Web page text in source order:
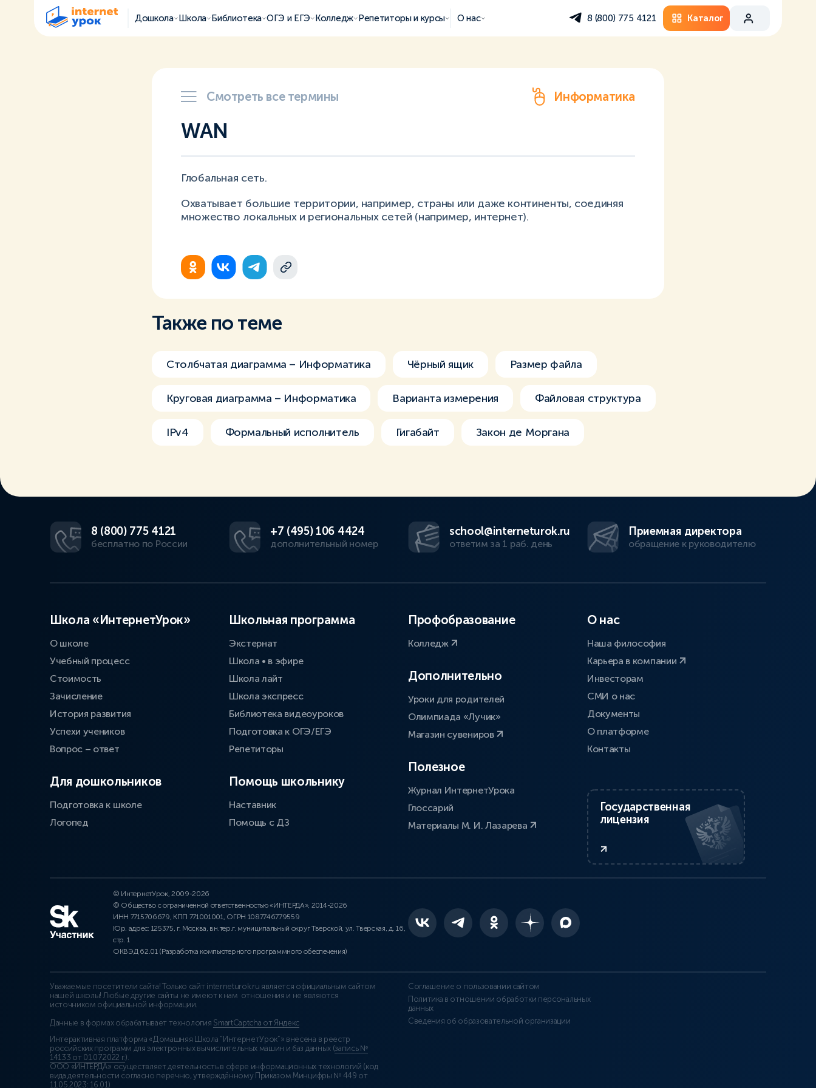
Дошкола Школа Библиотека ОГЭ и ЕГЭ Колледж Репетиторы и курсы О нас 8 (800) 775 4121 Каталог
Смотреть все термины Информатика
WAN
Глобальная сеть.
Охватывает большие территории, например, страны или даже континенты, соединяя
множество локальных и региональных сетей (например, интернет).
Также по теме
Столбчатая диаграмма – Информатика Чёрный ящик Размер файла
Круговая диаграмма – Информатика Варианта измерения Файловая структура
IPv4 Формальный исполнитель Гигабайт Закон де Моргана
8 (800) 775 4121
бесплатно по России
+7 (495) 106 4424
дополнительный номер
school@interneturok.ru
ответим за 1 раб. день
Приемная директора
обращение к руководителю
Школа «ИнтернетУрок»
О школе
Учебный процесс
Стоимость
Зачисление
История развития
Успехи учеников
Вопрос – ответ
Для дошкольников
Подготовка к школе
Логопед
Школьная программа
Экстернат
Школа • в эфире
Школа лайт
Школа экспресс
Библиотека видеоуроков
Подготовка к ОГЭ/ЕГЭ
Репетиторы
Помощь школьнику
Наставник
Помощь с ДЗ
Профобразование
Колледж
Дополнительно
Уроки для родителей
Олимпиада «Лучик»
Магазин сувениров
Полезное
Журнал ИнтернетУрока
Глоссарий
Материалы М. И. Лазарева
О нас
Наша философия
Карьера в компании
Инвесторам
СМИ о нас
Документы
О платформе
Контакты
Государственная
лицензия
© ИнтернетУрок, 2009-2026
© Общество с ограниченной ответственностью «ИНТЕРДА», 2014-2026
ИНН 7715706679, КПП 771001001, ОГРН 1087746779559
Юр. адрес: 125375, г. Москва, вн.тер.г. муниципальный округ Тверской, ул. Тверская, д. 16,
стр. 1
ОКВЭД 62.01 (Разработка компьютерного программного обеспечения)
Уважаемые посетители сайта! Только сайт interneturok.ru является официальным сайтом
нашей школы! Любые другие сайты не имеют к нам отношения и не являются
источником официальной информации.
Данные в формах обрабатывает технология SmartCaptcha от Яндекс
Интерактивная платформа «Домашняя Школа “ИнтернетУрок”» внесена в реестр
российских программ для электронных вычислительных машин и баз данных (запись №
14133 от 01.07.2022 г.).
ООО «ИНТЕРДА» осуществляет деятельность в сфере информационных технологий (код
вида деятельности согласно перечню, утверждённому Приказом Минцифры № 449 от
11.05.2023: 16.01)
Соглашение о пользовании сайтом
Политика в отношении обработки персональных
данных
Сведения об образовательной организации